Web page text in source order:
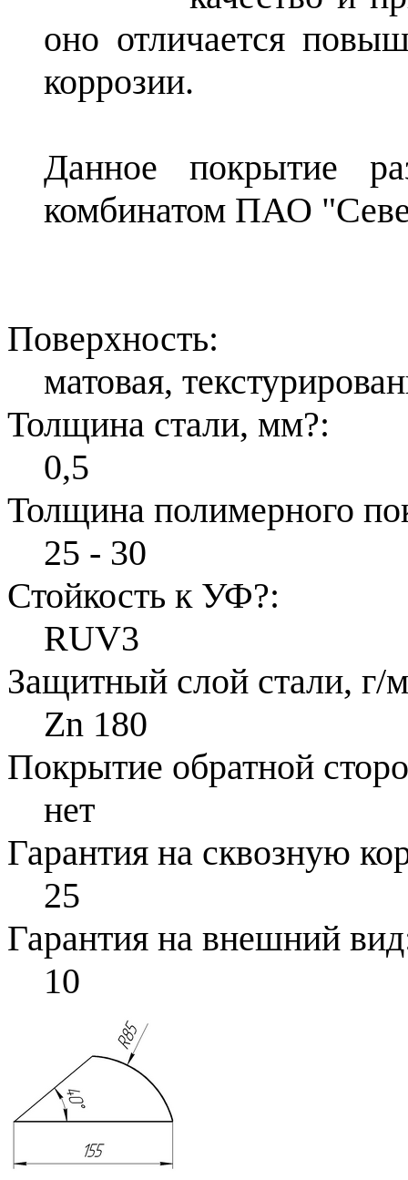
оно отличается
коррозии.
Данное покрытие
комбинатом ПАО
Поверхность:
матовая,
Толщина стали, мм?:
0,5
Толщина полимерного
25 - 30
Стойкость к УФ?:
RUV3
Защитный слой стали, г/
Zn 180
Покрытие обратной
нет
Гарантия на сквозную
25
Гарантия на внешний
10